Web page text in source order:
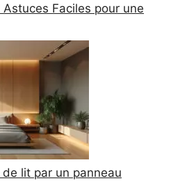
Faciles pour une
de lit par un panneau